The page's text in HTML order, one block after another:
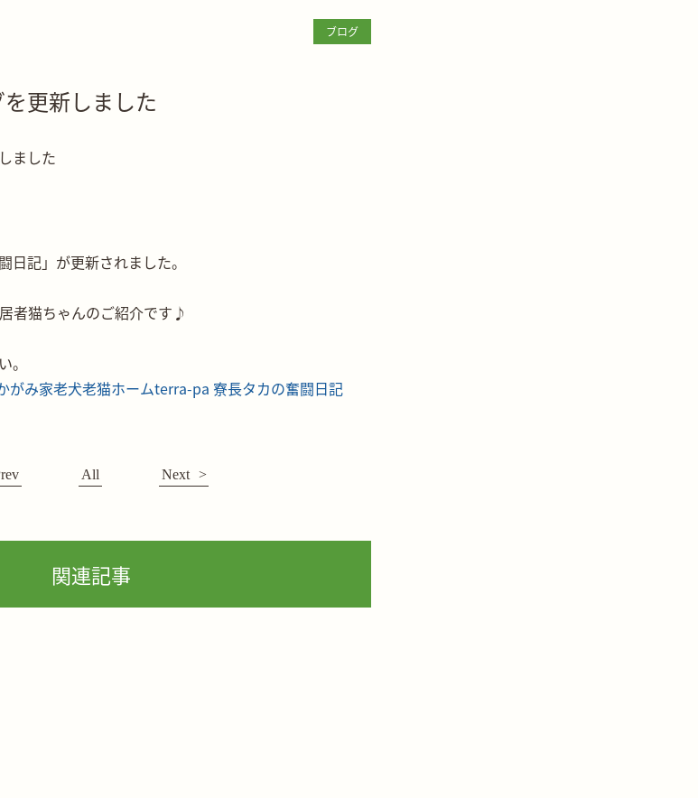
ブログ
を更新しました
日記」が更新されました。
者猫ちゃんのご紹介です♪
。
み家老犬老猫ホームterra-pa 寮長タカの奮闘日記
All Next
関連記事